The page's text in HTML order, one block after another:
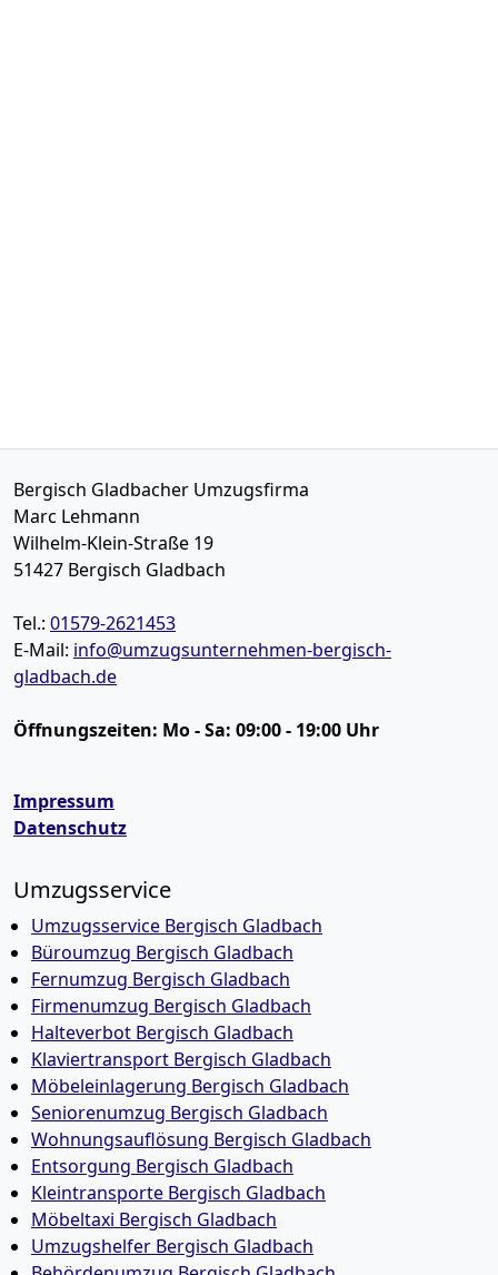
Bergisch Gladbacher Umzugsfirma
Marc Lehmann
Wilhelm-Klein-Straße 19
51427 Bergisch Gladbach
Tel.: 01579-2621453
E-Mail: info@umzugsunternehmen-bergisch-
gladbach.de
Öffnungszeiten: Mo - Sa: 09:00 - 19:00 Uhr
Impressum
Datenschutz
Umzugsservice
Umzugsservice Bergisch Gladbach
Büroumzug Bergisch Gladbach
Fernumzug Bergisch Gladbach
Firmenumzug Bergisch Gladbach
Halteverbot Bergisch Gladbach
Klaviertransport Bergisch Gladbach
Möbeleinlagerung Bergisch Gladbach
Seniorenumzug Bergisch Gladbach
Wohnungsauflösung Bergisch Gladbach
Entsorgung Bergisch Gladbach
Kleintransporte Bergisch Gladbach
Möbeltaxi Bergisch Gladbach
Umzugshelfer Bergisch Gladbach